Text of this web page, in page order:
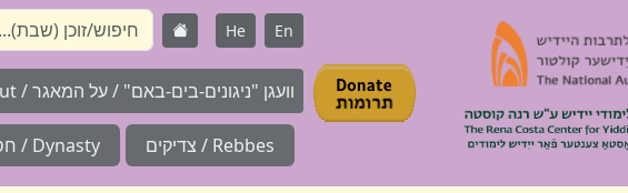
En
He
וועגן "ניגונים-בים-באם" / על המאגר / About
Rebbes / צדיקים Dynasty / חסידות